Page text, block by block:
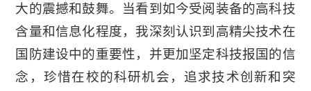
大的震撼和鼓舞。当看到如今受阅装备的高科技
含量和信息化程度，我深刻认识到高精尖技术在
国防建设中的重要性，并更加坚定科技报国的信
念，珍惜在校的科研机会，追求技术创新和突